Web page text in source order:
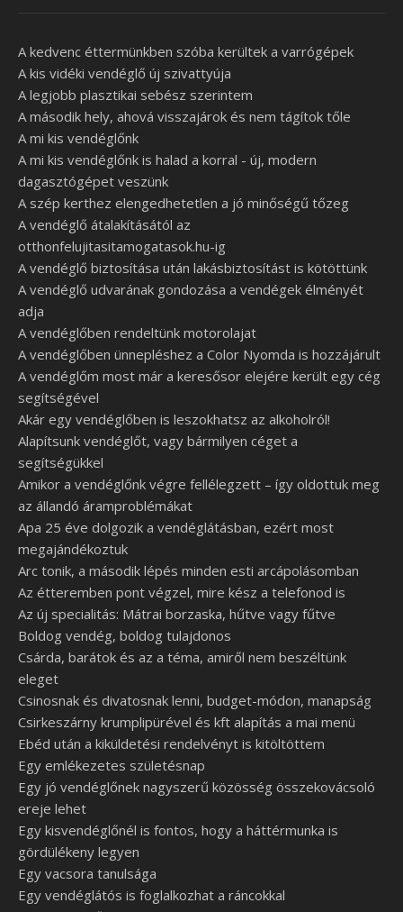
A kedvenc éttermünkben szóba kerültek a varrógépek
A kis vidéki vendéglő új szivattyúja
A legjobb plasztikai sebész szerintem
A második hely, ahová visszajárok és nem tágítok tőle
A mi kis vendéglőnk
A mi kis vendéglőnk is halad a korral - új, modern
dagasztógépet veszünk
A szép kerthez elengedhetetlen a jó minőségű tőzeg
A vendéglő átalakításától az
otthonfelujitasitamogatasok.hu-ig
A vendéglő biztosítása után lakásbiztosítást is kötöttünk
A vendéglő udvarának gondozása a vendégek élményét
adja
A vendéglőben rendeltünk motorolajat
A vendéglőben ünnepléshez a Color Nyomda is hozzájárult
A vendéglőm most már a keresősor elejére került egy cég
segítségével
Akár egy vendéglőben is leszokhatsz az alkoholról!
Alapítsunk vendéglőt, vagy bármilyen céget a
segítségükkel
Amikor a vendéglőnk végre fellélegzett – így oldottuk meg
az állandó áramproblémákat
Apa 25 éve dolgozik a vendéglátásban, ezért most
megajándékoztuk
Arc tonik, a második lépés minden esti arcápolásomban
Az étteremben pont végzel, mire kész a telefonod is
Az új specialitás: Mátrai borzaska, hűtve vagy fűtve
Boldog vendég, boldog tulajdonos
Csárda, barátok és az a téma, amiről nem beszéltünk
eleget
Csinosnak és divatosnak lenni, budget-módon, manapság
Csirkeszárny krumplipürével és kft alapítás a mai menü
Ebéd után a kiküldetési rendelvényt is kitöltöttem
Egy emlékezetes születésnap
Egy jó vendéglőnek nagyszerű közösség összekovácsoló
ereje lehet
Egy kisvendéglőnél is fontos, hogy a háttérmunka is
gördülékeny legyen
Egy vacsora tanulsága
Egy vendéglátós is foglalkozhat a ráncokkal